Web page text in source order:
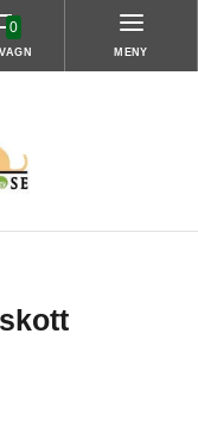
0
MENY